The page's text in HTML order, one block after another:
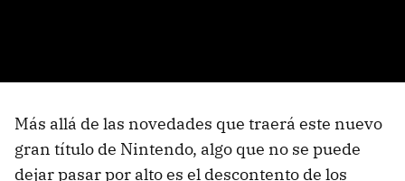
Más allá de las novedades que traerá este nuevo
gran título de Nintendo, algo que no se puede
dejar pasar por alto es el descontento de los